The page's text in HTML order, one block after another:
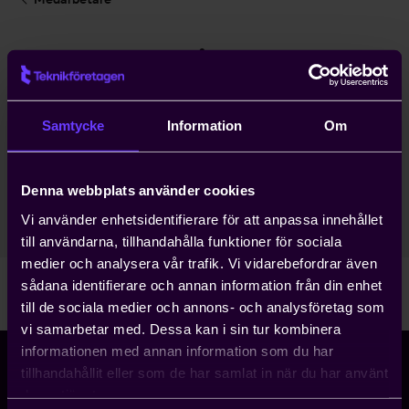
Samtycke Information Om
Denna webbplats använder cookies
Vi använder enhetsidentifierare för att anpassa innehållet
till användarna, tillhandahålla funktioner för sociala
medier och analysera vår trafik. Vi vidarebefordrar även
sådana identifierare och annan information från din enhet
till de sociala medier och annons- och analysföretag som
vi samarbetar med. Dessa kan i sin tur kombinera
informationen med annan information som du har
tillhandahållit eller som de har samlat in när du har använt
Anna Welinder
Rådgivare
Regional Medlemsservice
08-782 09 09
anna.welinder@teknikforetagen.se